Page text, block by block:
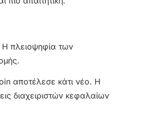
Η πλειοψηφία των
αποτέλεσε κάτι νέο. Η
διαχειριστών κεφαλαίων